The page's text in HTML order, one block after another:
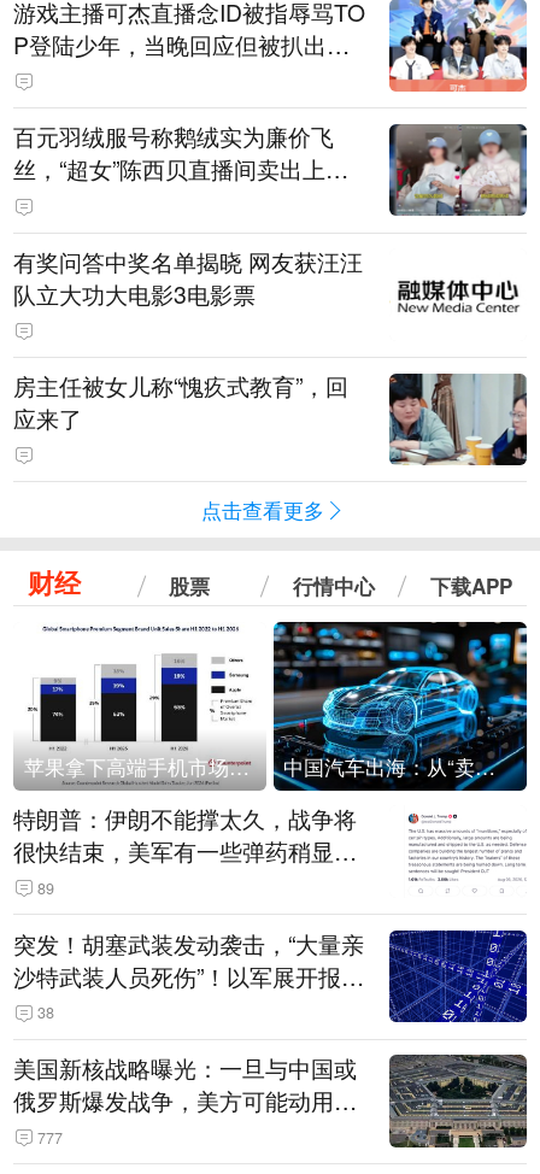
游戏主播可杰直播念ID被指辱骂TO
P登陆少年，当晚回应但被扒出事
后删博，随后发"狗和人的听觉差
异"图文被指二次阴阳粉丝
百元羽绒服号称鹅绒实为廉价飞
丝，“超女”陈西贝直播间卖出上百
万元，被曝售假后她公开道歉，涉
事商家已被立案调查
有奖问答中奖名单揭晓 网友获汪汪
队立大功大电影3电影票
房主任被女儿称“愧疚式教育”，回
应来了
点击查看更多
财经 股票 行情中心 下载APP
苹果拿下高端手机市场65%的份额：iPhone 17系列功不可没 中国汽车出海：从“卖出去”到“走进去”
特朗普：伊朗不能撑太久，战争将
很快结束，美军有一些弹药稍显紧
张！伊朗公布拟议的海峡管理文本
89
突发！胡塞武装发动袭击，“大量亲
沙特武装人员死伤”！以军展开报复
性空袭
38
美国新核战略曝光：一旦与中国或
俄罗斯爆发战争，美方可能动用战
术核武器
777